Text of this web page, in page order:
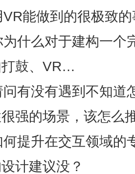
VR能做到的很极致
为什么对于建构一个
鼓、VR…
问有没有遇到不知道
强的场景，该怎么
何提升在交互领域的
计建议没？